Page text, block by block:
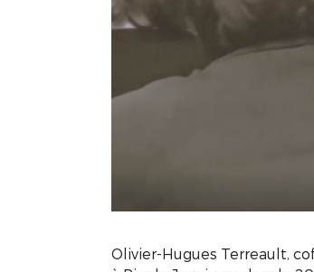
Olivier-Hugues Terreault,